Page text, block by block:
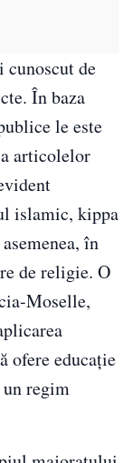
cunoscut de
În baza
le este
articolelor
islamic, kippa
în
de religie. O
Moselle,
ofere educație
regim